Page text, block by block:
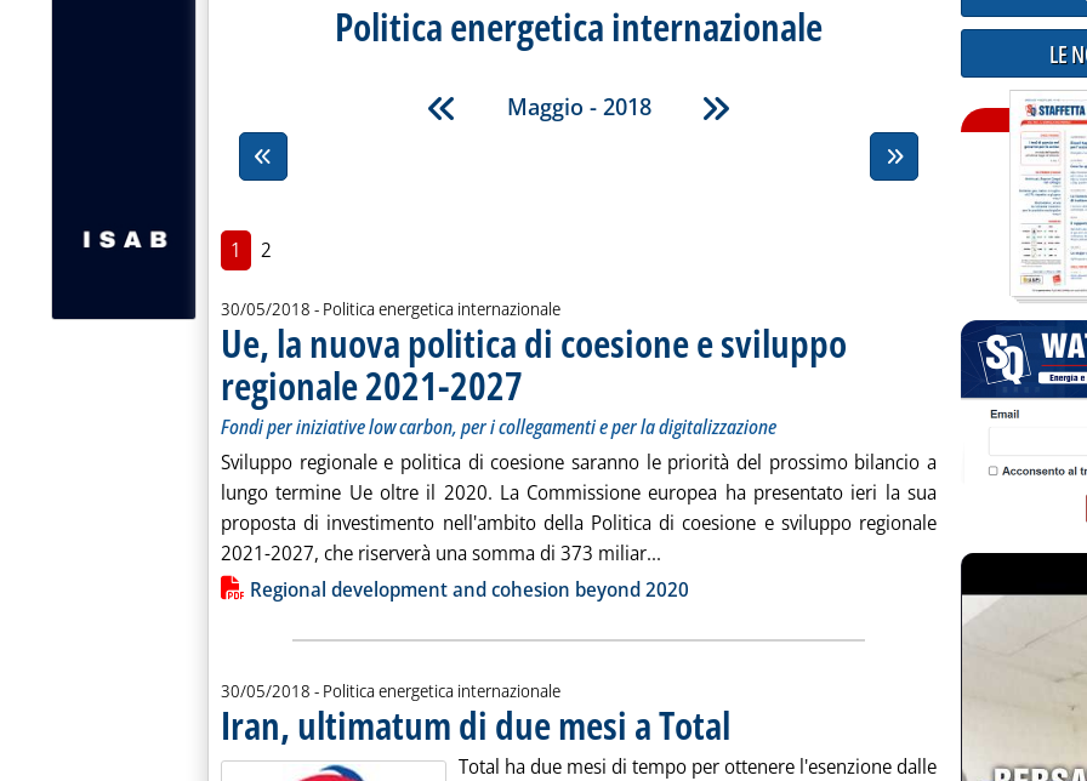
Politica energetica internazionale
Maggio - 2018
1 2
30/05/2018 - Politica energetica internazionale
Ue, la nuova politica di coesione e sviluppo
regionale 2021-2027 . Sottotitolo: Fondi per iniziative low carbon, per i collegamenti e per la digitalizzazione
. Pubblicata mercoledì 30 maggio 2018 alle 16.43.
Fondi per iniziative low carbon, per i collegamenti e per la digitalizzazione
Sviluppo regionale e politica di coesione saranno le priorità del prossimo bilancio a
lungo termine Ue oltre il 2020. La Commissione europea ha presentato ieri la sua
proposta di investimento nell'ambito della Politica di coesione e sviluppo regionale
2021-2027, che riserverà una somma di 373 miliar... Leggi tutta la notizia: 'Ue, la nuova politica di
Lista allegati PDF alla notizia
Regional development and cohesion beyond 2020
30/05/2018 - Politica energetica internazionale
Iran, ultimatum di due mesi a Total
Total ha due mesi di tempo per ottenere l'esenzione dalle
LE